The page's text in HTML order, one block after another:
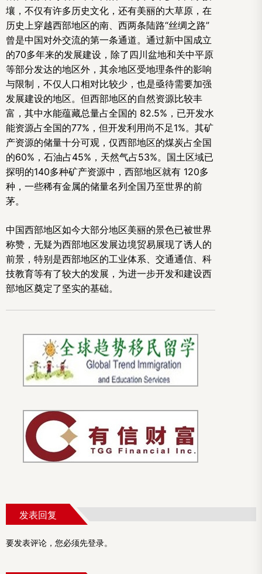
壤，不仅有许多历史文化，还有美丽的大草原，在
历史上穿越西部地区的南、西两条陆路“丝绸之路”
曾是中国对外交流的第一条通道。通过新中国成立
的70多年来的发展建设，除了四川盆地和关中平原
等部分发达的地区外，其余地区受地理条件的影响
与限制，不仅人口相对比较少，也是亟待需要加强
发展建设的地区。但西部地区的自然资源比较丰
富，其中水能蕴藏总量占全国的 82.5%，已开发水
能资源占全国的77%，但开发利用尚不足1%。其矿
产资源的储量十分可观，仅西部地区的煤炭占全国
的60%，石油占45%，天然气占53%。国土区域已
探明的140多种矿产资源中，西部地区就有 120多
种，一些稀有金属的储量名列全国乃至世界的前
茅。
中国西部地区如今大部分地区美丽的景色已被世界
称赞，无疑为西部地区发展边境贸易展现了诱人的
前景，特别是西部地区的工业体系、交通通信、科
技教育等有了较大的发展，为进一步开发和建设西
部地区奠定了坚实的基础。
发表回复
要发表评论，您必须先登录。